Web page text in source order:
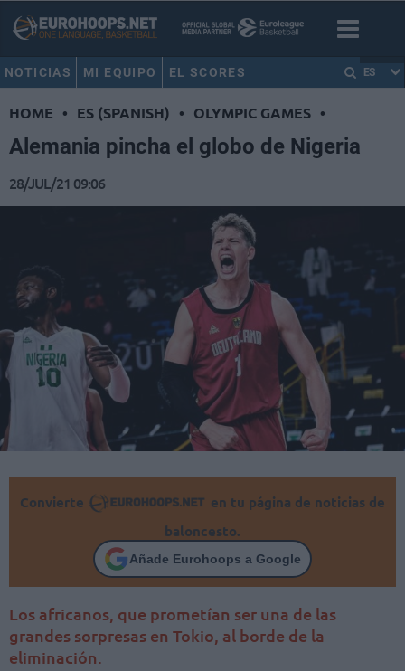
NOTICIAS MI EQUIPO EL SCORES ES
HOME • ES (SPANISH) • OLYMPIC GAMES •
Alemania pincha el globo de Nigeria
28/JUL/21 09:06
Convierte
en tu página de noticias de
baloncesto.
Añade Eurohoops a Google
Los africanos, que prometían ser una de las
grandes sorpresas en Tokio, al borde de la
eliminación.